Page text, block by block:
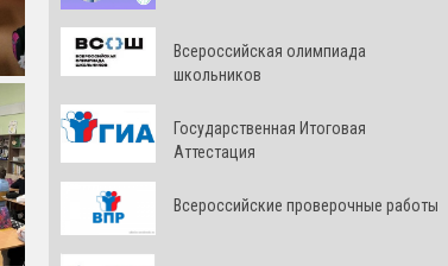
Всероссийская олимпиада
школьников
Государственная Итоговая
Аттестация
Всероссийские проверочные работы